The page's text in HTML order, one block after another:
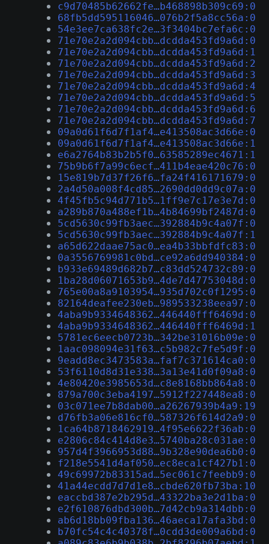
c9d70485b62662fe…b468898b309c69:0
68fb5dd595116046…076b2f5a8cc56a:0
54e3ee7ca638fc2e…3f3404bc7efa6c:0
71e70e2a2d094cbb…dcdda453fd9a6d:0
71e70e2a2d094cbb…dcdda453fd9a6d:1
71e70e2a2d094cbb…dcdda453fd9a6d:2
71e70e2a2d094cbb…dcdda453fd9a6d:3
71e70e2a2d094cbb…dcdda453fd9a6d:4
71e70e2a2d094cbb…dcdda453fd9a6d:5
71e70e2a2d094cbb…dcdda453fd9a6d:6
71e70e2a2d094cbb…dcdda453fd9a6d:7
09a0d61f6d7f1af4…e413508ac3d66e:0
09a0d61f6d7f1af4…e413508ac3d66e:1
e6a2764b83b2b5f0…63585289ec4671:1
75b9b6f7a99c6ecf…411b4eae420c76:0
15e819b7d37f26f6…fa24f416171679:0
2a4d50a008f4cd85…2690dd0dd9c07a:0
4f45fb5c94d771b5…1ff9e7c17e3e7d:0
a289b870a488ef1b…4b84699bf2487d:0
5cd5630c99fb3aec…392884b9c4a07f:0
5cd5630c99fb3aec…392884b9c4a07f:1
a65d622daae75ac0…ea4b33bbfdfc83:0
0a3556769981c0bd…ce92a6dd940384:0
b933e69489d682b7…c83dd524732c89:0
1ba28d06071653b9…4de7d47753048d:0
765e00a8a9103954…935d702c0f1295:0
82164deafee230eb…989533238eea97:0
4aba9b9334648362…446440fff6469d:0
4aba9b9334648362…446440fff6469d:1
5781ec6eecb0723b…342be31016b09e:0
1aac098094e31f63…c5b982c7fe5d9f:0
9eadd8ec3473583a…faf7c371614ca0:0
53f6110d8d31e338…3a13e41d0f09a8:0
4e80420e3985653d…c8e8168bb864a8:0
879a700c3eba4197…5912f227448ea8:0
03c071ee7b8dab00…a26267939b4a9:19
d76fb3a06e816cf0…587326f614d2a9:0
1ca64b8718462919…4f95e6622f36ab:0
e2806c84c414d8e3…5740ba28c031ae:0
957d4f3966953d88…9b328e90dea6b0:0
f218e5541d4af050…ec8eca1cf427b1:0
49c69972b83315ad…5ec061c7feebb9:0
41a44ecdd7d7d1e8…cbde620fb73ba:10
eaccbd387e2b295d…43322ba3e2d1ba:0
e2f610876dbd300b…7d42cb9a314dbb:0
ab6d18bb09fba136…46aeca17afa3bd:0
b70fc54c4c40378f…0cdd3de009a6bd:0